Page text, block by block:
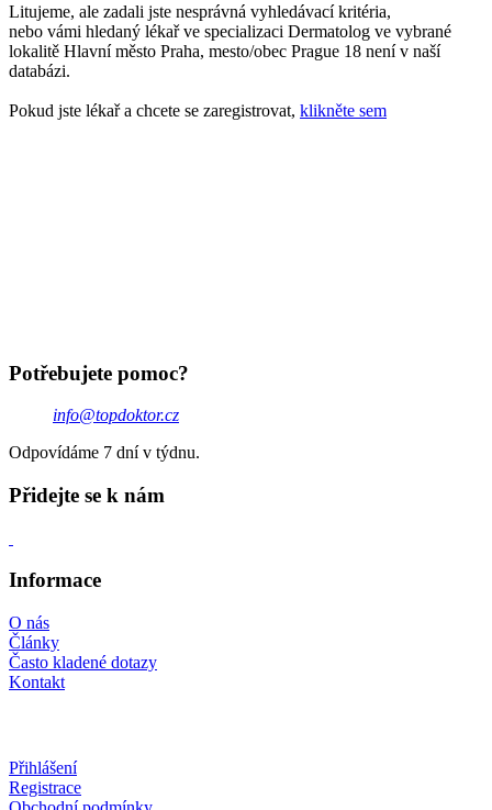
Litujeme, ale zadali jste nesprávná vyhledávací kritéria,
nebo vámi hledaný lékař ve specializaci Dermatolog ve vybrané
lokalitě Hlavní město Praha, mesto/obec Prague 18 není v naší
databázi.
Pokud jste lékař a chcete se zaregistrovat, klikněte sem
Potřebujete pomoc?
info@topdoktor.cz
Odpovídáme 7 dní v týdnu.
Přidejte se k nám
Informace
O nás
Články
Často kladené dotazy
Kontakt
Přihlášení
Registrace